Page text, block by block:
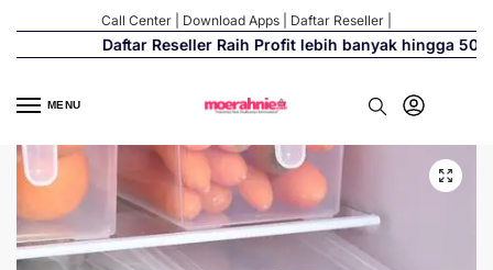
Call Center Download Apps Daftar Reseller
Daftar Reseller Raih Profit lebih banyak hingga 500%
MENU